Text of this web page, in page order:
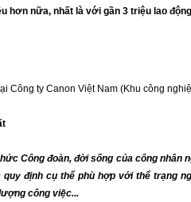
hơn nữa, nhất là với gần 3 triệu lao
Công ty Canon Việt Nam (Khu công
Công đoàn, đời sống của công
định cụ thể phù hợp với thể trạng
công việc...